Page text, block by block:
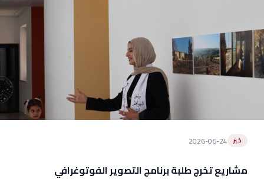
خبر 2026-06-24
مشاريع تخرج طلبة برنامج التصوير الفوتوغرافي